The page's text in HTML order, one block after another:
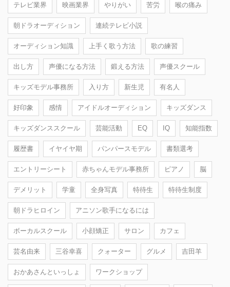
テレビ業界 映画業界 やりがい 苦労 喉の痛み
朝ドラオーディション 連続テレビ小説
オーディション知識 上手く歌う方法 歌の練習
出し方 声優になる方法 鍛える方法 声優スクール
キッズモデル事務所 入り方 新生児 有名人
好印象 感情 アイドルオーディション キッズダンス
キッズダンススクール 芸能活動 EQ IQ 知能指数
履歴書 イヤイヤ期 パンパースモデル 書類選考
エントリーシート 赤ちゃんモデル事務所 ピアノ 脳
デメリット 学童 全身写真 特待生 特待生制度
朝ドラヒロイン アニソン歌手になるには
ボーカルスクール 小顔矯正 サロン カフェ
芸名由来 三谷幸喜 クォーター グルメ 吉田羊
おかあさんといっしょ ワークショップ